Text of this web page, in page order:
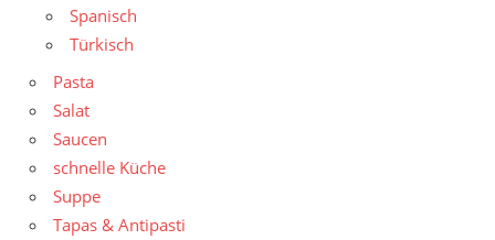
Spanisch
Türkisch
Pasta
Salat
Saucen
schnelle Küche
Suppe
Tapas & Antipasti